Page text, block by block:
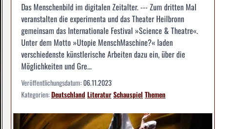
Das Menschenbild im digitalen Zeitalter. --- Zum dritten Mal
veranstalten die experimenta und das Theater Heilbronn
gemeinsam das Internationale Festival »Science & Theatre«.
Unter dem Motto »Utopie MenschMaschine?« laden
verschiedenste künstlerische Arbeiten dazu ein, über die
Möglichkeiten und Gre...
Veröffentlichungsdatum:06.11.2023
Kategorien:DeutschlandLiteraturSchauspiel Themen